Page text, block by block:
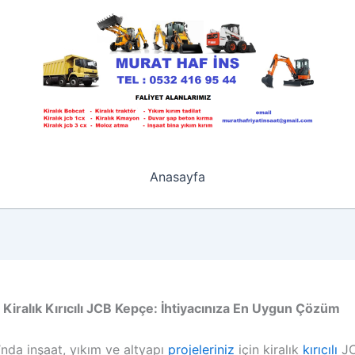
Anasayfa
Kırıcılı JCB Kepçe: İhtiyacınıza En Uygun Çözüm
inşaat, yıkım ve altyapı projeleriniz için kiralık kırıcılı